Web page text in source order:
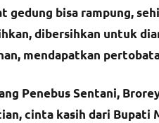
gedung bisa rampung,
dibersihkan untuk
mendapatkan
Penebus Sentani,
cinta kasih dari Bupati